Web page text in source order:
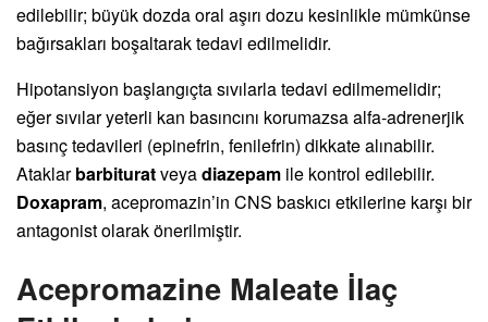
edilebilir; büyük dozda oral aşırı dozu kesinlikle mümkünse
bağırsakları boşaltarak tedavi edilmelidir.
Hipotansiyon başlangıçta sıvılarla tedavi edilmemelidir;
eğer sıvılar yeterli kan basıncını korumazsa alfa-adrenerjik
basınç tedavileri (epinefrin, fenilefrin) dikkate alınabilir.
Ataklarbarbituratveyadiazepam ile kontrol edilebilir.
Doxapram, acepromazin’in CNS baskıcı etkilerine karşı bir
antagonist olarak önerilmiştir.
Acepromazine Maleate İlaç